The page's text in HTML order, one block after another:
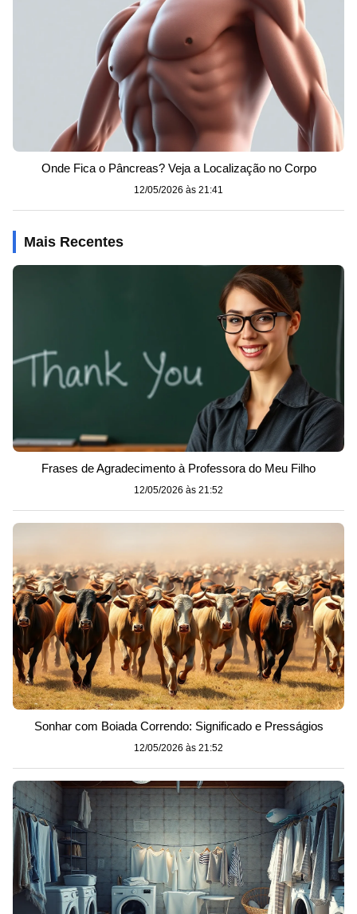
Onde Fica o Pâncreas? Veja a Localização no Corpo
12/05/2026 às 21:41
Mais Recentes
Frases de Agradecimento à Professora do Meu Filho
12/05/2026 às 21:52
Sonhar com Boiada Correndo: Significado e Presságios
12/05/2026 às 21:52